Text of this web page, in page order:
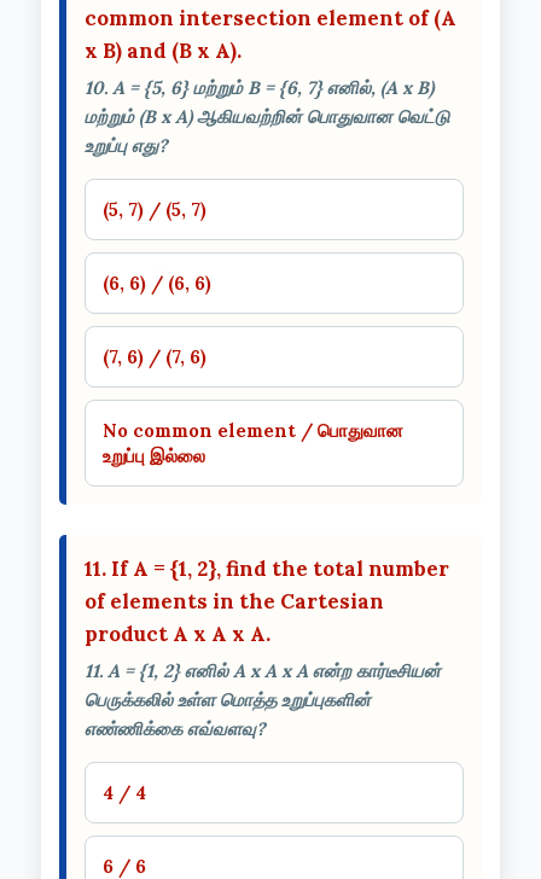
common intersection element of (A
x B) and (B x A).
10. A = {5, 6} மற்றும் B = {6, 7} எனில், (A x B)
மற்றும் (B x A) ஆகியவற்றின் பொதுவான வெட்டு
உறுப்பு எது?
(5, 7) / (5, 7)
(6, 6) / (6, 6)
(7, 6) / (7, 6)
No common element / பொதுவான
உறுப்பு இல்லை
11. If A = {1, 2}, find the total number
of elements in the Cartesian
product A x A x A.
11. A = {1, 2} எனில் A x A x A என்ற கார்டீசியன்
பெருக்கலில் உள்ள மொத்த உறுப்புகளின்
எண்ணிக்கை எவ்வளவு?
4 / 4
6 / 6